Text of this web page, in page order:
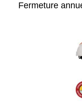
Fermeture